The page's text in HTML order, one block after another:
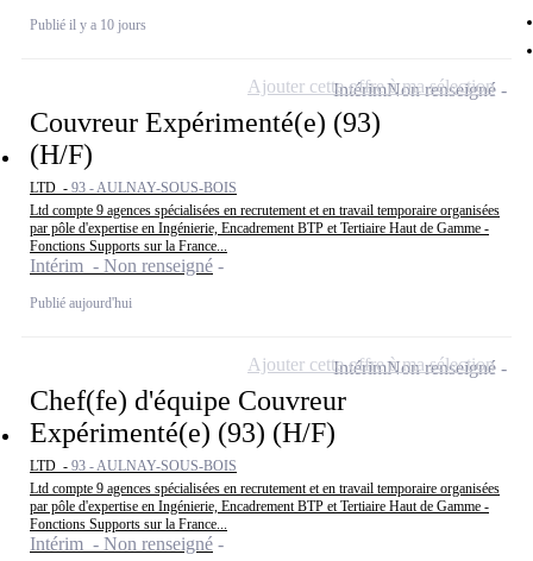
Publié il y a 10 jours
Couvreur Expérimenté(e) (93)
(H/F)
LTD - 93 - AULNAY-SOUS-BOIS
Ltd compte 9 agences spécialisées en recrutement et en travail temporaire organisées
par pôle d'expertise en Ingénierie, Encadrement BTP et Tertiaire Haut de Gamme -
Fonctions Supports sur la France...
Intérim - Non renseigné
Publié aujourd'hui
IntérimNon renseigné
Ajouter cette offre à ma sélection
Chef(fe) d'équipe Couvreur
Expérimenté(e) (93) (H/F)
LTD - 93 - AULNAY-SOUS-BOIS
Ltd compte 9 agences spécialisées en recrutement et en travail temporaire organisées
par pôle d'expertise en Ingénierie, Encadrement BTP et Tertiaire Haut de Gamme -
Fonctions Supports sur la France...
Intérim - Non renseigné
IntérimNon renseigné
Ajouter cette offre à ma sélection